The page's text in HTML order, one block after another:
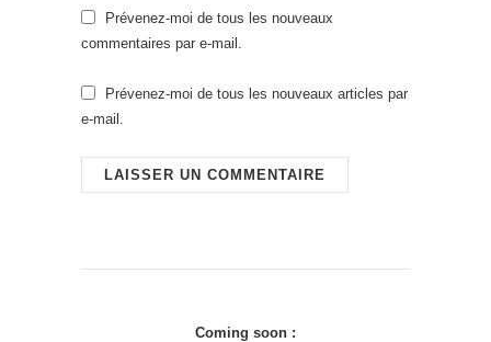
Prévenez-moi de tous les nouveaux
commentaires par e-mail.
Prévenez-moi de tous les nouveaux articles par
e-mail.
Coming soon :